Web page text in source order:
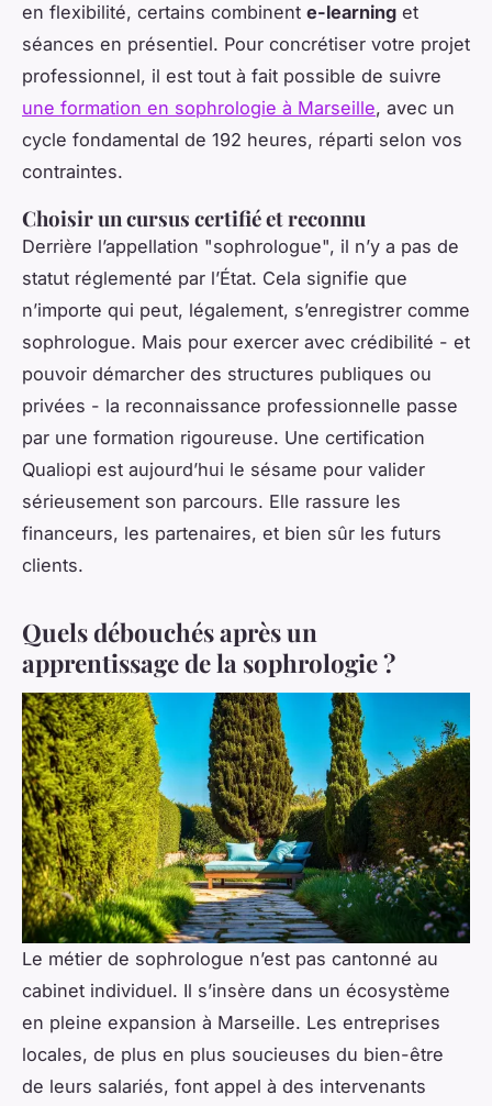
en flexibilité, certains combinent e-learning et
séances en présentiel. Pour concrétiser votre projet
professionnel, il est tout à fait possible de suivre
une formation en sophrologie à Marseille, avec un
cycle fondamental de 192 heures, réparti selon vos
contraintes.
Choisir un cursus certifié et reconnu
Derrière l’appellation "sophrologue", il n’y a pas de
statut réglementé par l’État. Cela signifie que
n’importe qui peut, légalement, s’enregistrer comme
sophrologue. Mais pour exercer avec crédibilité - et
pouvoir démarcher des structures publiques ou
privées - la reconnaissance professionnelle passe
par une formation rigoureuse. Une certification
Qualiopi est aujourd’hui le sésame pour valider
sérieusement son parcours. Elle rassure les
financeurs, les partenaires, et bien sûr les futurs
clients.
Quels débouchés après un
apprentissage de la sophrologie ?
Le métier de sophrologue n’est pas cantonné au
cabinet individuel. Il s’insère dans un écosystème
en pleine expansion à Marseille. Les entreprises
locales, de plus en plus soucieuses du bien-être
de leurs salariés, font appel à des intervenants